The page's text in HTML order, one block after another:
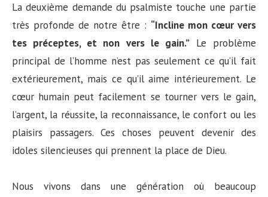
La deuxième demande du psalmiste touche une partie
très profonde de notre être : “Incline mon cœur vers
tes préceptes, et non vers le gain.”Le problème
principal de l’homme n’est pas seulement ce qu’il fait
extérieurement, mais ce qu’il aime intérieurement. Le
cœur humain peut facilement se tourner vers le gain,
l’argent, la réussite, la reconnaissance, le confort ou les
plaisirs passagers. Ces choses peuvent devenir des
idoles silencieuses qui prennent la place de Dieu.
Nous vivons dans une génération où beaucoup